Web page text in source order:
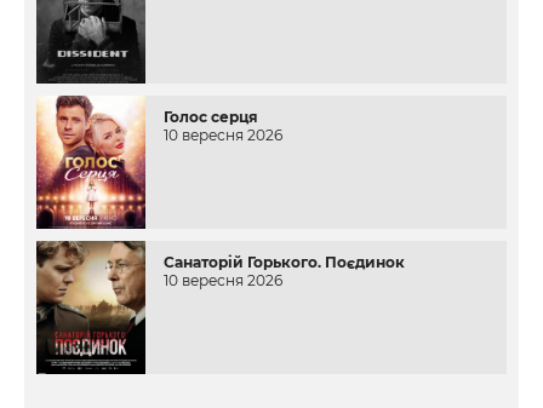
Голос серця
10 вересня 2026
Санаторій Горького. Поєдинок
10 вересня 2026